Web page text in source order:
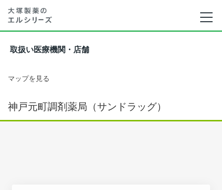
取扱い医療機関・店舗
マップを見る
神戸元町調剤薬局（サンドラッグ）